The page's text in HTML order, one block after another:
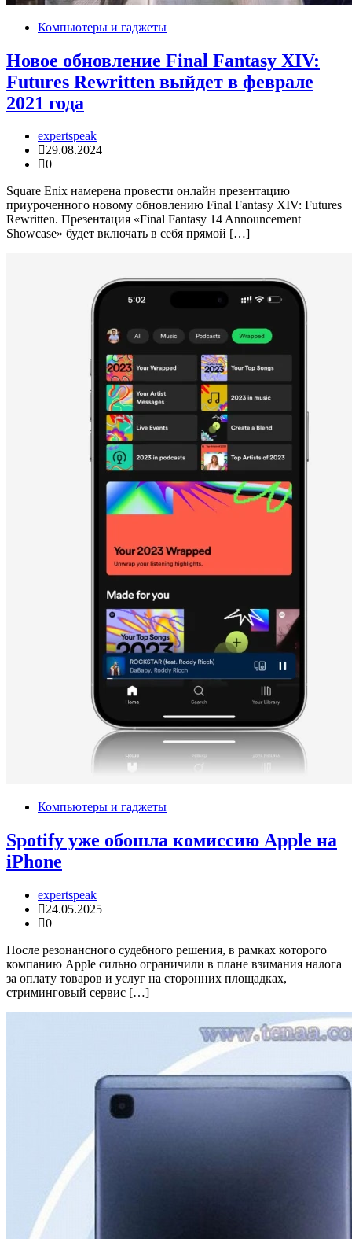
Компьютеры и гаджеты
Новое обновление Final Fantasy XIV:
Futures Rewritten выйдет в феврале
2021 года
expertspeak
29.08.2024
0
Square Enix намерена провести онлайн презентацию
приуроченного новому обновлению Final Fantasy XIV: Futures
Rewritten. Презентация «Final Fantasy 14 Announcement
Showcase» будет включать в себя прямой […]
Компьютеры и гаджеты
Spotify уже обошла комиссию Apple на
iPhone
expertspeak
24.05.2025
0
После резонансного судебного решения, в рамках которого
компанию Apple сильно ограничили в плане взимания налога
за оплату товаров и услуг на сторонних площадках,
стриминговый сервис […]